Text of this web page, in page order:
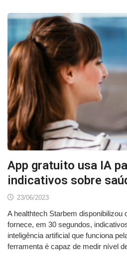
App gratuito usa IA
indicativos sobre
23/06/2023
A healthtech Starbem disponibilizou
fornece, em 30 segundos,
inteligência artificial que funciona
ferramenta é capaz de medir nível